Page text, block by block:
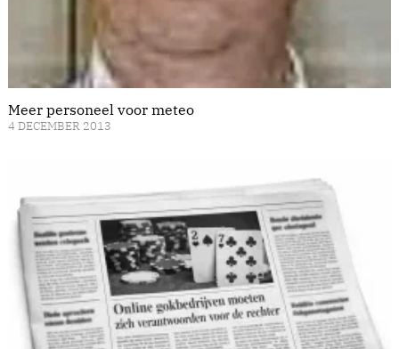
Meer personeel voor meteo
4 DECEMBER 2013